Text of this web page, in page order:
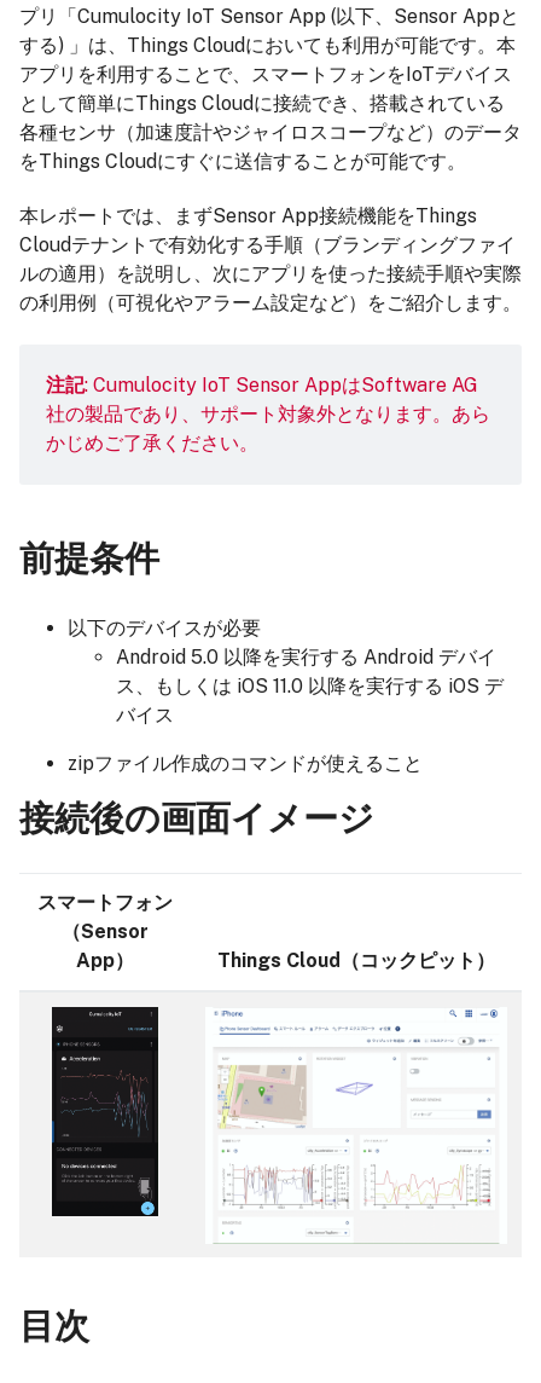
プリ「Cumulocity IoT Sensor App (以下、Sensor Appと
する) 」は、Things Cloudにおいても利用が可能です。本
アプリを利用することで、スマートフォンをIoTデバイス
として簡単にThings Cloudに接続でき、搭載されている
各種センサ（加速度計やジャイロスコープなど）のデータ
をThings Cloudにすぐに送信することが可能です。
本レポートでは、まずSensor App接続機能をThings
Cloudテナントで有効化する手順（ブランディングファイ
ルの適用）を説明し、次にアプリを使った接続手順や実際
の利用例（可視化やアラーム設定など）をご紹介します。
注記: Cumulocity IoT Sensor AppはSoftware AG
社の製品であり、サポート対象外となります。あら
かじめご了承ください。
前提条件
以下のデバイスが必要
Android 5.0 以降を実行する Android デバイ
ス、もしくは iOS 11.0 以降を実行する iOS デ
バイス
zipファイル作成のコマンドが使えること
接続後の画面イメージ
スマートフォン
（Sensor
App）
Things Cloud（コックピット）
目次